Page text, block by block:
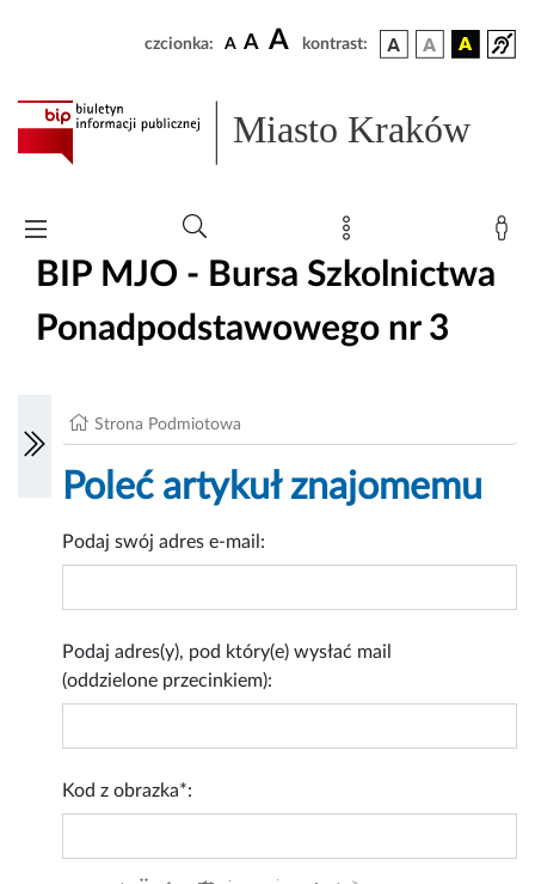
czcionka: A A A kontrast:
Miasto Kraków
BIP MJO - Bursa Szkolnictwa
Ponadpodstawowego nr 3
Strona Podmiotowa
Poleć artykuł znajomemu
Podaj swój adres e-mail:
Podaj adres(y), pod który(e) wysłać mail
(oddzielone przecinkiem):
Kod z obrazka*: